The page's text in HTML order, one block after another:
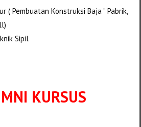
( Pembuatan Konstruksi Baja ” Pabrik,
Sipil
KURSUS